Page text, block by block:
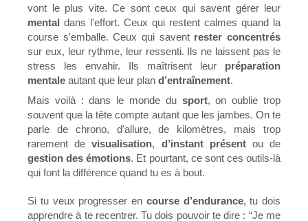
vont le plus vite. Ce sont ceux qui savent gérer leur
mental dans l'effort. Ceux qui restent calmes quand la
course s'emballe. Ceux qui savent rester concentrés
sur eux, leur rythme, leur ressenti. Ils ne laissent pas le
stress les envahir. Ils maîtrisent leur préparation
mentale autant que leur plan d’entraînement.
Mais voilà : dans le monde du sport, on oublie trop
souvent que la tête compte autant que les jambes. On te
parle de chrono, d'allure, de kilomètres, mais trop
rarement devisualisation, d’instant présentou de
gestion des émotions. Et pourtant, ce sont ces outils-là
qui font la différence quand tu es à bout.
Si tu veux progresser en course d’endurance, tu dois
apprendre à te recentrer. Tu dois pouvoir te dire : “Je me